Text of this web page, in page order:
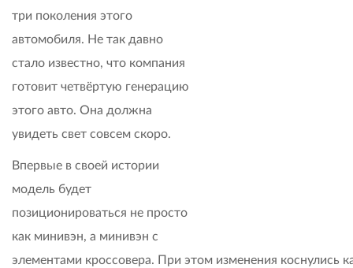
три поколения этого
автомобиля. Не так давно
стало известно, что компания
готовит четвёртую генерацию
этого авто. Она должна
увидеть свет совсем скоро.
Впервые в своей истории
модель будет
позиционироваться не просто
как минивэн, а минивэн с
элементами кроссовера. При этом изменения коснулись